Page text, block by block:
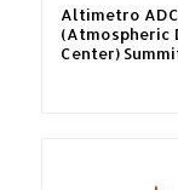
Altímetro ADC
(Atmospheric
Center)